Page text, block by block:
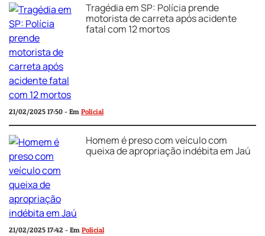
Tragédia em SP: Polícia prende
motorista de carreta após acidente
fatal com 12 mortos
21/02/2025 17:50 - Em Policial
Homem é preso com veículo com
queixa de apropriação indébita em Jaú
21/02/2025 17:42 - Em Policial